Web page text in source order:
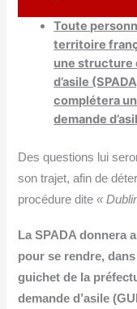
Toute
territoire
une structure
d’asile
complétera
demande
Des questions lui
son trajet, afin de
procédure dite«
La SPADA donnera
pour se rendre,
guichet de la
demande d’asile